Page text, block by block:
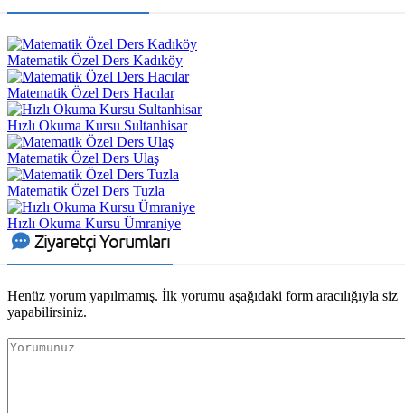
Matematik Özel Ders Kadıköy
Matematik Özel Ders Hacılar
Hızlı Okuma Kursu Sultanhisar
Matematik Özel Ders Ulaş
Matematik Özel Ders Tuzla
Hızlı Okuma Kursu Ümraniye
Ziyaretçi Yorumları
Henüz yorum yapılmamış. İlk yorumu aşağıdaki form aracılığıyla siz
yapabilirsiniz.